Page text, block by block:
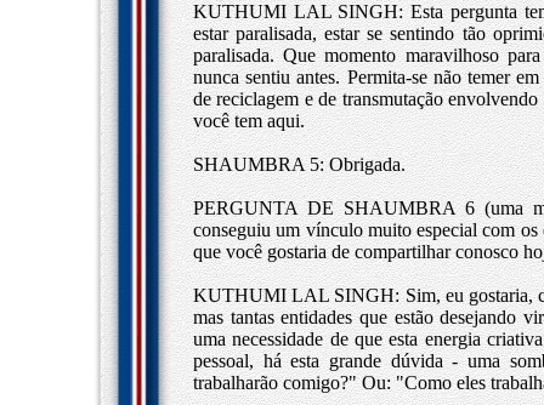
KUTHUMI LAL SINGH: Esta pergunta
estar paralisada, estar se sentindo tão
paralisada. Que momento maravilhoso
nunca sentiu antes. Permita-se não temer
de reciclagem e de transmutação
você tem aqui.
SHAUMBRA 5: Obrigada.
PERGUNTA DE SHAUMBRA 6 (uma
conseguiu um vínculo muito especial com os
que você gostaria de compartilhar conosco
KUTHUMI LAL SINGH: Sim, eu gostaria,
mas tantas entidades que estão desejando
uma necessidade de que esta energia
pessoal, há esta grande dúvida - uma
trabalharão comigo?" Ou: "Como eles